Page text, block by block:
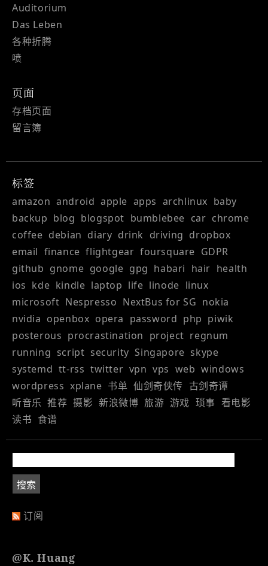
Auditorium
Das Leben
各种折腾
喷
页面
存档页面
留言簿
标签
amazon android apple apps archlinux baby
backup blog blogspot bumblebee car chrome
coffee debian diary drink driving dropbox
email finance flightgear foursquare GDPR
github gnome google gpg habari hair health
ios kde kindle laptop life linode linux
microsoft Nespresso NextBus for SG nokia
nvidia openbox opera password php piwik
posterous procrastination project regnum
running script security Singapore skype
systemd tt-rss twitter vpn vps web windows
wordpress xplane 书单 仙剑奇侠传 古剑奇谭
听音乐 推荐 摄影 新浪微博 旅游 游戏 琐事 看电影
读书 食谱
订阅
@K. Huang